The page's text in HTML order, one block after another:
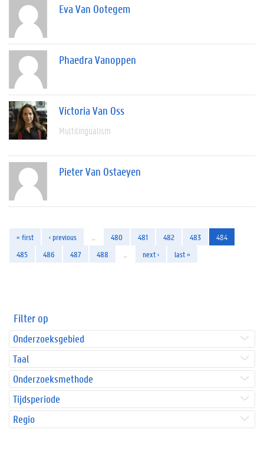
Eva Van Ootegem
Phaedra Vanoppen
Victoria Van Oss
Multilingualism
Pieter Van Ostaeyen
« first ‹ previous 480 481 482 483
484
485
486 487 488 next › last »
Filter op
Onderzoeksgebied
Taal
Onderzoeksmethode
Tijdsperiode
Regio